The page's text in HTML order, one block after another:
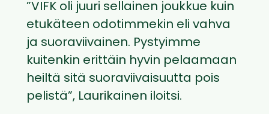
”VIFK oli juuri sellainen joukkue kuin
etukäteen odotimmekin eli vahva
ja suoraviivainen. Pystyimme
kuitenkin erittäin hyvin pelaamaan
heiltä sitä suoraviivaisuutta pois
pelistä”, Laurikainen iloitsi.